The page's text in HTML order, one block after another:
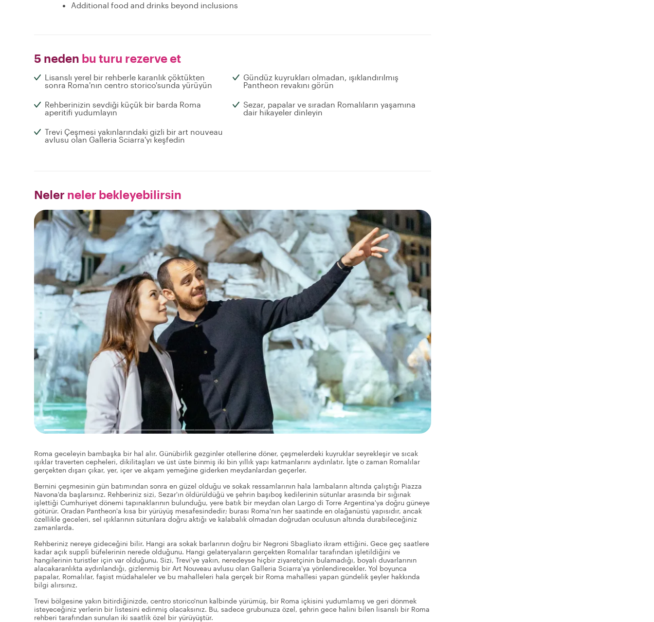
Additional food and drinks beyond inclusions
5 neden bu turu rezerve et
Lisanslı yerel bir rehberle karanlık çöktükten
sonra Roma'nın centro storico'sunda yürüyün
Gündüz kuyrukları olmadan, ışıklandırılmış
Pantheon revakını görün
Rehberinizin sevdiği küçük bir barda Roma
aperitifi yudumlayın
Sezar, papalar ve sıradan Romalıların yaşamına
dair hikayeler dinleyin
Trevi Çeşmesi yakınlarındaki gizli bir art nouveau
avlusu olan Galleria Sciarra'yı keşfedin
Neler neler bekleyebilirsin
Roma geceleyin bambaşka bir hal alır. Günübirlik gezginler otellerine döner, çeşmelerdeki kuyruklar seyrekleşir ve sıcak
ışıklar traverten cepheleri, dikilitaşları ve üst üste binmiş iki bin yıllık yapı katmanlarını aydınlatır. İşte o zaman Romalılar
gerçekten dışarı çıkar, yer, içer ve akşam yemeğine giderken meydanlardan geçerler.
Bernini çeşmesinin gün batımından sonra en güzel olduğu ve sokak ressamlarının hala lambaların altında çalıştığı Piazza
Navona'da başlarsınız. Rehberiniz sizi, Sezar'ın öldürüldüğü ve şehrin başıboş kedilerinin sütunlar arasında bir sığınak
işlettiği Cumhuriyet dönemi tapınaklarının bulunduğu, yere batık bir meydan olan Largo di Torre Argentina'ya doğru güneye
götürür. Oradan Pantheon'a kısa bir yürüyüş mesafesindedir; burası Roma'nın her saatinde en olağanüstü yapısıdır, ancak
özellikle geceleri, sel ışıklarının sütunlara doğru aktığı ve kalabalık olmadan doğrudan oculusun altında durabileceğiniz
zamanlarda.
Rehberiniz nereye gideceğini bilir. Hangi ara sokak barlarının doğru bir Negroni Sbagliato ikram ettiğini. Gece geç saatlere
kadar açık supplì büfelerinin nerede olduğunu. Hangi gelateryaların gerçekten Romalılar tarafından işletildiğini ve
hangilerinin turistler için var olduğunu. Sizi, Trevi'ye yakın, neredeyse hiçbir ziyaretçinin bulamadığı, boyalı duvarlarının
alacakaranlıkta aydınlandığı, gizlenmiş bir Art Nouveau avlusu olan Galleria Sciarra'ya yönlendirecekler. Yol boyunca
papalar, Romalılar, faşist müdahaleler ve bu mahalleleri hala gerçek bir Roma mahallesi yapan gündelik şeyler hakkında
bilgi alırsınız.
Trevi bölgesine yakın bitirdiğinizde, centro storico'nun kalbinde yürümüş, bir Roma içkisini yudumlamış ve geri dönmek
isteyeceğiniz yerlerin bir listesini edinmiş olacaksınız. Bu, sadece grubunuza özel, şehrin gece halini bilen lisanslı bir Roma
rehberi tarafından sunulan iki saatlik özel bir yürüyüştür.